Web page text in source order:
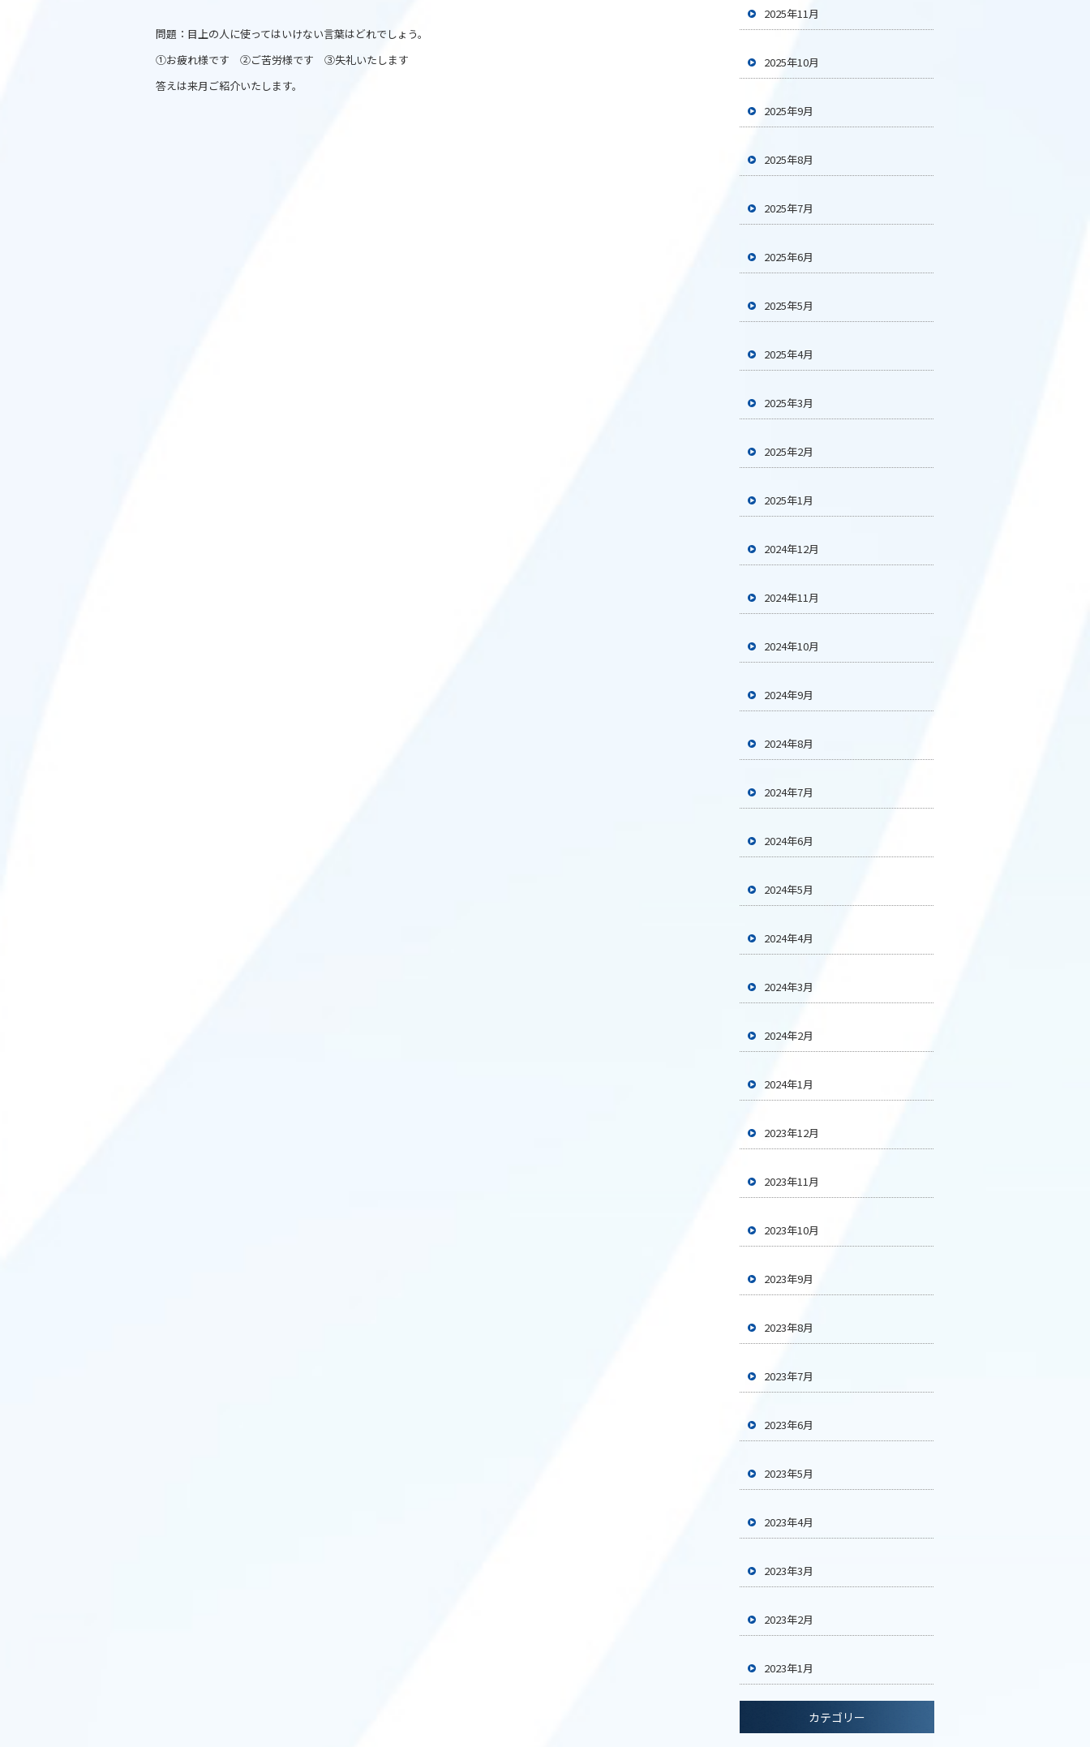
問題：目上の人に使ってはいけない言葉はどれでしょう。
①お疲れ様です ②ご苦労様です ③失礼いたします
答えは来月ご紹介いたします。
2025年11月
2025年10月
2025年9月
2025年8月
2025年7月
2025年6月
2025年5月
2025年4月
2025年3月
2025年2月
2025年1月
2024年12月
2024年11月
2024年10月
2024年9月
2024年8月
2024年7月
2024年6月
2024年5月
2024年4月
2024年3月
2024年2月
2024年1月
2023年12月
2023年11月
2023年10月
2023年9月
2023年8月
2023年7月
2023年6月
2023年5月
2023年4月
2023年3月
2023年2月
2023年1月
カテゴリー